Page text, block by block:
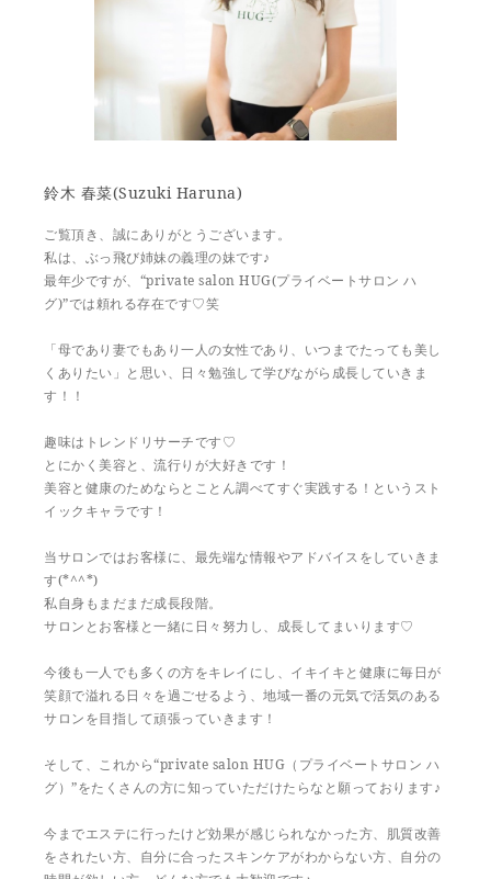
鈴木 春菜(Suzuki Haruna)
ご覧頂き、誠にありがとうございます。
私は、ぶっ飛び姉妹の義理の妹です♪
最年少ですが、“private salon HUG(プライベートサロン ハ
グ)”では頼れる存在です♡笑
「母であり妻でもあり一人の女性であり、いつまでたっても美し
くありたい」と思い、日々勉強して学びながら成長していきま
す！！
趣味はトレンドリサーチです♡
とにかく美容と、流行りが大好きです！
美容と健康のためならとことん調べてすぐ実践する！というスト
イックキャラです！
当サロンではお客様に、最先端な情報やアドバイスをしていきま
す(*^^*)
私自身もまだまだ成長段階。
サロンとお客様と一緒に日々努力し、成長してまいります♡
今後も一人でも多くの方をキレイにし、イキイキと健康に毎日が
笑顔で溢れる日々を過ごせるよう、地域一番の元気で活気のある
サロンを目指して頑張っていきます！
そして、これから“private salon HUG（プライベートサロン ハ
グ）”をたくさんの方に知っていただけたらなと願っております♪
今までエステに行ったけど効果が感じられなかった方、肌質改善
をされたい方、自分に合ったスキンケアがわからない方、自分の